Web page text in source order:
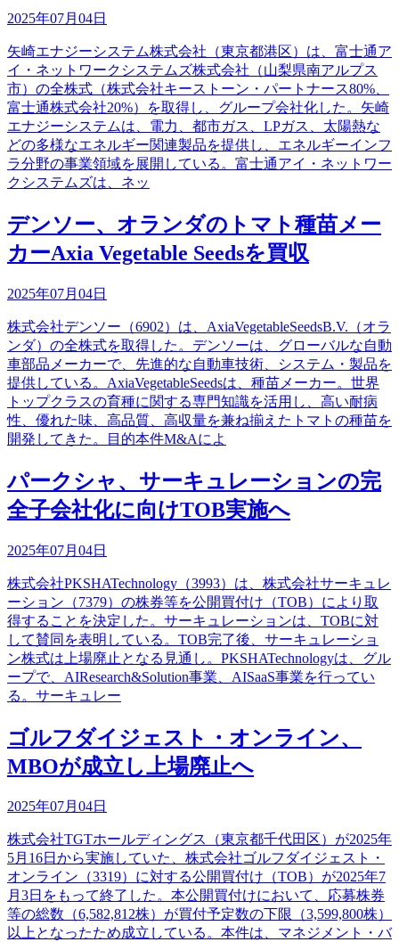
2025年07月04日
矢崎エナジーシステム株式会社（東京都港区）は、富士通ア
イ・ネットワークシステムズ株式会社（山梨県南アルプス
市）の全株式（株式会社キーストーン・パートナース80%、
富士通株式会社20%）を取得し、グループ会社化した。矢崎
エナジーシステムは、電力、都市ガス、LPガス、太陽熱な
どの多様なエネルギー関連製品を提供し、エネルギーインフ
ラ分野の事業領域を展開している。富士通アイ・ネットワー
クシステムズは、ネッ
デンソー、オランダのトマト種苗メー
カーAxia Vegetable Seedsを買収
2025年07月04日
株式会社デンソー（6902）は、AxiaVegetableSeedsB.V.（オラ
ンダ）の全株式を取得した。デンソーは、グローバルな自動
車部品メーカーで、先進的な自動車技術、システム・製品を
提供している。AxiaVegetableSeedsは、種苗メーカー。世界
トップクラスの育種に関する専門知識を活用し、高い耐病
性、優れた味、高品質、高収量を兼ね揃えたトマトの種苗を
開発してきた。目的本件M&Aによ
パークシャ、サーキュレーションの完
全子会社化に向けTOB実施へ
2025年07月04日
株式会社PKSHATechnology（3993）は、株式会社サーキュレ
ーション（7379）の株券等を公開買付け（TOB）により取
得することを決定した。サーキュレーションは、TOBに対
して賛同を表明している。TOB完了後、サーキュレーショ
ン株式は上場廃止となる見通し。PKSHATechnologyは、グル
ープで、AIResearch&Solution事業、AISaaS事業を行ってい
る。サーキュレー
ゴルフダイジェスト・オンライン、
MBOが成立し上場廃止へ
2025年07月04日
株式会社TGTホールディングス（東京都千代田区）が2025年
5月16日から実施していた、株式会社ゴルフダイジェスト・
オンライン（3319）に対する公開買付け（TOB）が2025年7
月3日をもって終了した。本公開買付けにおいて、応募株券
等の総数（6,582,812株）が買付予定数の下限（3,599,800株）
以上となったため成立している。本件は、マネジメント・バ